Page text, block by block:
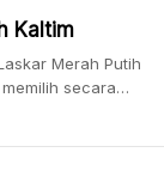
Kaltim
Merah Putih
secara